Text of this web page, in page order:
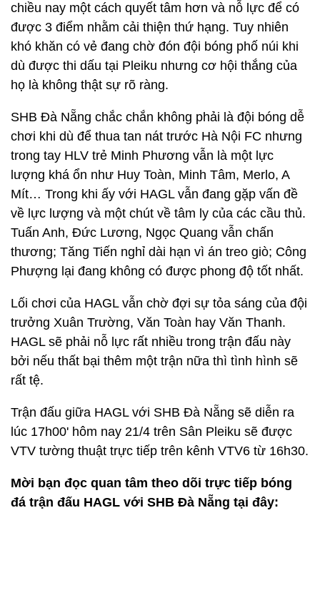
chiều nay một cách quyết tâm hơn và nỗ lực để có
được 3 điểm nhằm cải thiện thứ hạng. Tuy nhiên
khó khăn có vẻ đang chờ đón đội bóng phố núi khi
dù được thi dấu tại Pleiku nhưng cơ hội thắng của
họ là không thật sự rõ ràng.
SHB Đà Nẵng chắc chắn không phải là đội bóng dễ
chơi khi dù để thua tan nát trước Hà Nội FC nhưng
trong tay HLV trẻ Minh Phương vẫn là một lực
lượng khá ổn như Huy Toàn, Minh Tâm, Merlo, A
Mít… Trong khi ấy với HAGL vẫn đang gặp vấn đề
về lực lượng và một chút về tâm ly của các cầu thủ.
Tuấn Anh, Đức Lương, Ngọc Quang vẫn chấn
thương; Tăng Tiến nghỉ dài hạn vì án treo giò; Công
Phượng lại đang không có được phong độ tốt nhất.
Lối chơi của HAGL vẫn chờ đợi sự tỏa sáng của đội
trưởng Xuân Trường, Văn Toàn hay Văn Thanh.
HAGL sẽ phải nỗ lực rất nhiều trong trận đấu này
bởi nếu thất bại thêm một trận nữa thì tình hình sẽ
rất tệ.
Trận đấu giữa HAGL với SHB Đà Nẵng sẽ diễn ra
lúc 17h00' hôm nay 21/4 trên Sân Pleiku sẽ được
VTV tường thuật trực tiếp trên kênh VTV6 từ 16h30.
Mời bạn đọc quan tâm theo dõi trực tiếp bóng
đá trận đấu HAGL với SHB Đà Nẵng tại đây: